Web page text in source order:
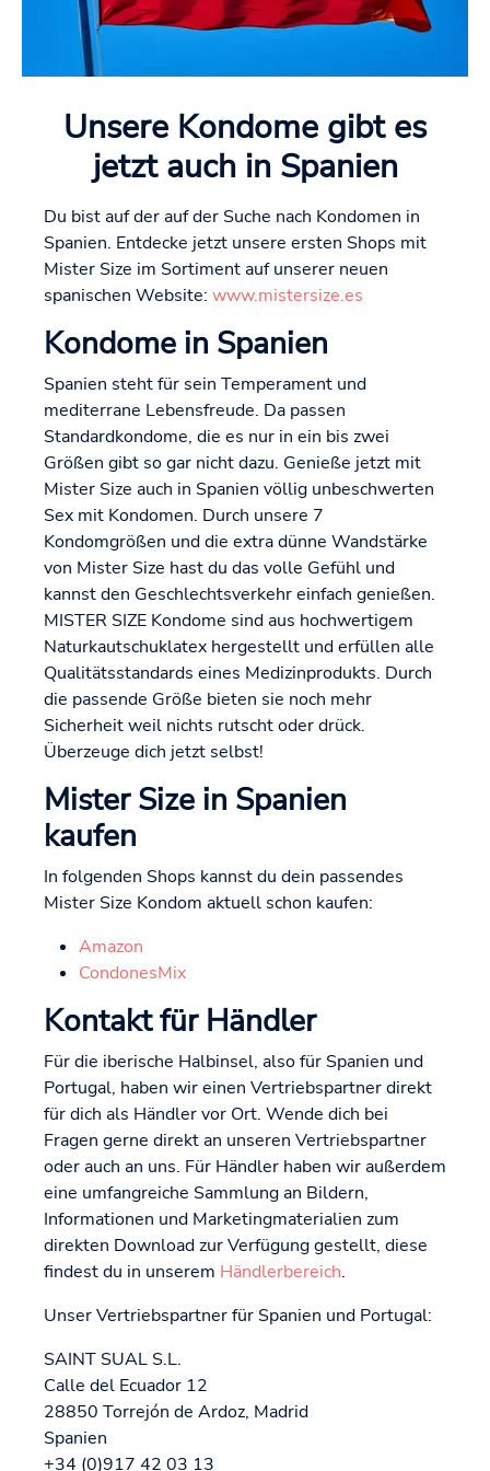
Unsere Kondome gibt es
jetzt auch in Spanien
Du bist auf der auf der Suche nach Kondomen in
Spanien. Entdecke jetzt unsere ersten Shops mit
Mister Size im Sortiment auf unserer neuen
spanischen Website: www.mistersize.es
Kondome in Spanien
Spanien steht für sein Temperament und
mediterrane Lebensfreude. Da passen
Standardkondome, die es nur in ein bis zwei
Größen gibt so gar nicht dazu. Genieße jetzt mit
Mister Size auch in Spanien völlig unbeschwerten
Sex mit Kondomen. Durch unsere 7
Kondomgrößen und die extra dünne Wandstärke
von Mister Size hast du das volle Gefühl und
kannst den Geschlechtsverkehr einfach genießen.
MISTER SIZE Kondome sind aus hochwertigem
Naturkautschuklatex hergestellt und erfüllen alle
Qualitätsstandards eines Medizinprodukts. Durch
die passende Größe bieten sie noch mehr
Sicherheit weil nichts rutscht oder drück.
Überzeuge dich jetzt selbst!
Mister Size in Spanien
kaufen
In folgenden Shops kannst du dein passendes
Mister Size Kondom aktuell schon kaufen:
Amazon
CondonesMix
Kontakt für Händler
Für die iberische Halbinsel, also für Spanien und
Portugal, haben wir einen Vertriebspartner direkt
für dich als Händler vor Ort. Wende dich bei
Fragen gerne direkt an unseren Vertriebspartner
oder auch an uns. Für Händler haben wir außerdem
eine umfangreiche Sammlung an Bildern,
Informationen und Marketingmaterialien zum
direkten Download zur Verfügung gestellt, diese
findest du in unserem Händlerbereich.
Unser Vertriebspartner für Spanien und Portugal:
SAINT SUAL S.L.
Calle del Ecuador 12
28850 Torrejón de Ardoz, Madrid
Spanien
+34 (0)917 42 03 13